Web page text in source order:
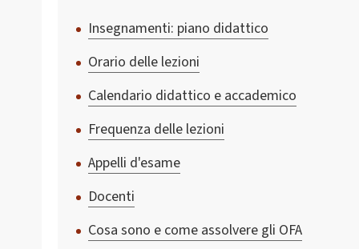
Insegnamenti: piano didattico
Orario delle lezioni
Calendario didattico e accademico
Frequenza delle lezioni
Appelli d'esame
Docenti
Cosa sono e come assolvere gli OFA